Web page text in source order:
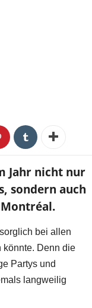
Jahr nicht nur
sondern auch
bei allen
könnte. Denn die
Partys und
langweilig